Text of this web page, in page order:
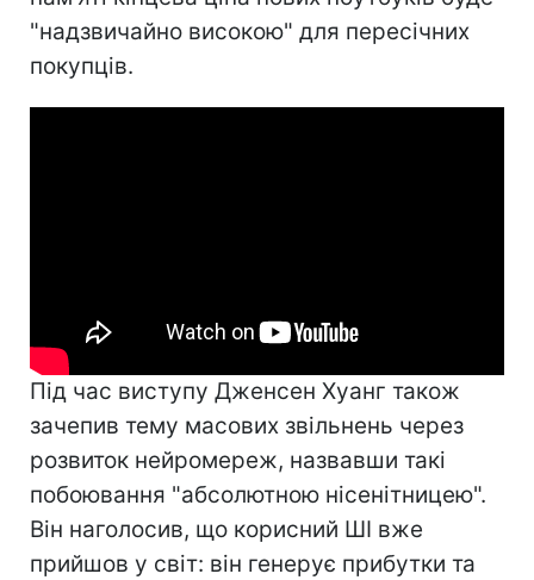
"надзвичайно високою" для пересічних
покупців.
Під час виступу Дженсен Хуанг також
зачепив тему масових звільнень через
розвиток нейромереж, назвавши такі
побоювання "абсолютною нісенітницею".
Він наголосив, що корисний ШІ вже
прийшов у світ: він генерує прибутки та